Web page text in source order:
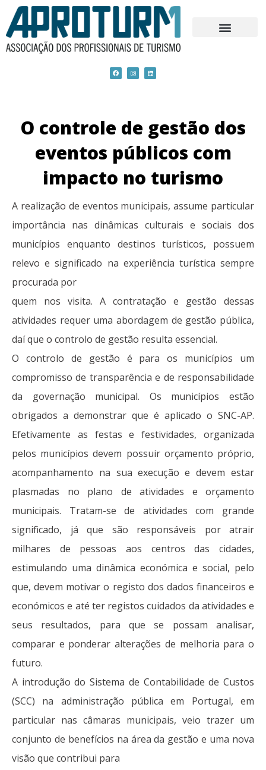
content
F
a
c
I
n
s
L
i
n
O controle de gestão dos
eventos públicos com
impacto no turismo
A realização de eventos municipais, assume particular
importância nas dinâmicas culturais e sociais dos
municípios enquanto destinos turísticos, possuem
relevo e significado na experiência turística sempre
procurada por
quem nos visita. A contratação e gestão dessas
atividades requer uma abordagem de gestão pública,
daí que o controlo de gestão resulta essencial.
O controlo de gestão é para os municípios um
compromisso de transparência e de responsabilidade
da governação municipal. Os municípios estão
obrigados a demonstrar que é aplicado o SNC-AP.
Efetivamente as festas e festividades, organizada
pelos municípios devem possuir orçamento próprio,
acompanhamento na sua execução e devem estar
plasmadas no plano de atividades e orçamento
municipais. Tratam-se de atividades com grande
significado, já que são responsáveis por atrair
milhares de pessoas aos centros das cidades,
estimulando uma dinâmica económica e social, pelo
que, devem motivar o registo dos dados financeiros e
económicos e até ter registos cuidados da atividades e
seus resultados, para que se possam analisar,
comparar e ponderar alterações de melhoria para o
futuro.
A introdução do Sistema de Contabilidade de Custos
(SCC) na administração pública em Portugal, em
particular nas câmaras municipais, veio trazer um
conjunto de benefícios na área da gestão e uma nova
visão que contribui para